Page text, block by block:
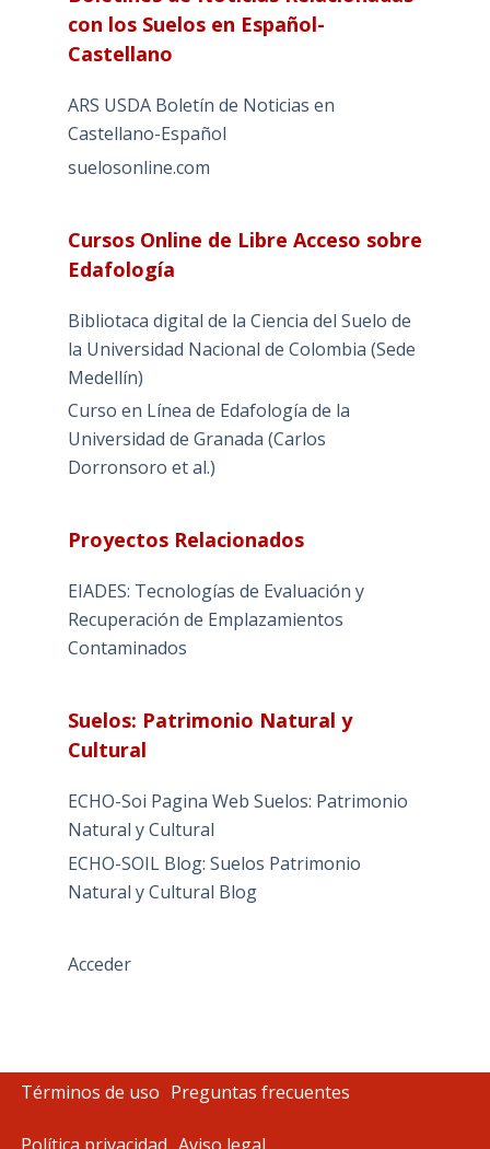
con los Suelos en Español-
Castellano
ARS USDA Boletín de Noticias en
Castellano-Español
suelosonline.com
Cursos Online de Libre Acceso sobre
Edafología
Bibliotaca digital de la Ciencia del Suelo de
la Universidad Nacional de Colombia (Sede
Medellín)
Curso en Línea de Edafología de la
Universidad de Granada (Carlos
Dorronsoro et al.)
Proyectos Relacionados
EIADES: Tecnologías de Evaluación y
Recuperación de Emplazamientos
Contaminados
Suelos: Patrimonio Natural y
Cultural
ECHO-Soi Pagina Web Suelos: Patrimonio
Natural y Cultural
ECHO-SOIL Blog: Suelos Patrimonio
Natural y Cultural Blog
Acceder
Términos de uso Preguntas frecuentes